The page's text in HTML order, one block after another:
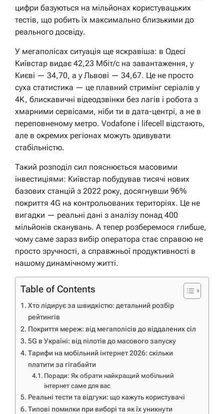
цифри базуються на мільйонах користувацьких
тестів, що робить їх максимально близькими до
реального досвіду.
У мегаполісах ситуація ще яскравіша: в Одесі
Київстар видає 42,23 Мбіт/с на завантаження, у
Києві — 34,70, а у Львові — 34,67. Це не просто
суха статистика — це плавний стримінг серіалів у
4K, блискавичні відеодзвінки без лагів і робота з
хмарними сервісами, ніби ти в дата-центрі, а не в
переповненому метро. Vodafone і lifecell відстають,
але в окремих регіонах можуть здивувати
стабільністю.
Такий розподіл сил пояснюється масовими
інвестиціями: Київстар побудував тисячі нових
базових станцій з 2022 року, досягнувши 96%
покриття 4G на контрольованих територіях. Це не
вигадки — реальні дані з аналізу понад 400
мільйонів сканувань. А тепер розберемося глибше,
чому саме зараз вибір оператора стає справою не
просто зручності, а справжньої продуктивності в
нашому динамічному житті.
Table of Contents
Хто лідирує за швидкістю: детальний розбір
рейтингів
Покриття мереж: від мегаполісів до віддалених сіл
5G в Україні: від пілотів до масового запуску
Тарифи на мобільний інтернет 2026: скільки
платити за гігабайти
Поради: Як обрати найкращий мобільний
інтернет саме для вас
Реальні тести та відгуки: що кажуть користувачі
Типові помилки при виборі та як їх уникнути